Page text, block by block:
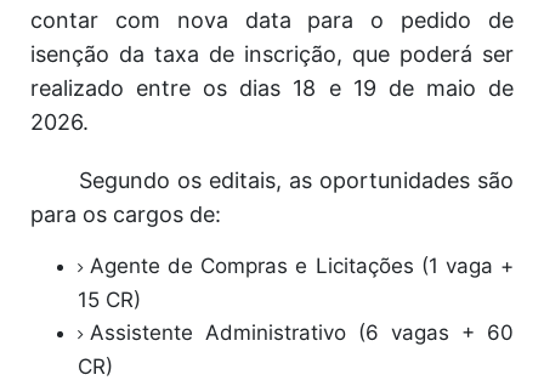
contar com nova data para o pedido de
isenção da taxa de inscrição, que poderá ser
realizado entre os dias 18 e 19 de maio de
2026.
Segundo os editais, as oportunidades são
para os cargos de:
Agente de Compras e Licitações (1 vaga +
15 CR)
Assistente Administrativo (6 vagas + 60
CR)